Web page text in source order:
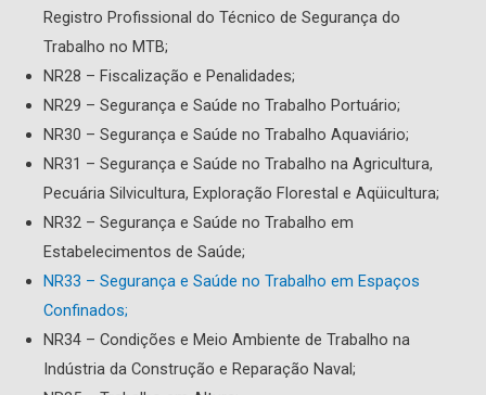
Registro Profissional do Técnico de Segurança do
Trabalho no MTB;
NR28 – Fiscalização e Penalidades;
NR29 – Segurança e Saúde no Trabalho Portuário;
NR30 – Segurança e Saúde no Trabalho Aquaviário;
NR31 – Segurança e Saúde no Trabalho na Agricultura,
Pecuária Silvicultura, Exploração Florestal e Aqüicultura;
NR32 – Segurança e Saúde no Trabalho em
Estabelecimentos de Saúde;
NR33 – Segurança e Saúde no Trabalho em Espaços
Confinados;
NR34 – Condições e Meio Ambiente de Trabalho na
Indústria da Construção e Reparação Naval;